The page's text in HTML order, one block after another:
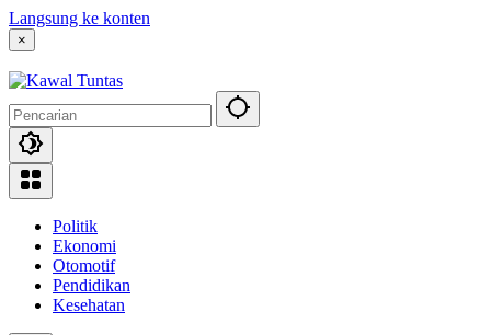
Langsung ke konten
×
Politik
Ekonomi
Otomotif
Pendidikan
Kesehatan